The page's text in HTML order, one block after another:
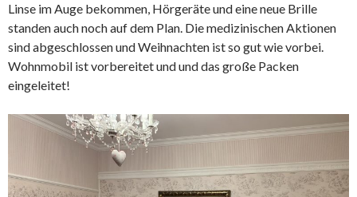
Linse im Auge bekommen, Hörgeräte und eine neue Brille
standen auch noch auf dem Plan. Die medizinischen Aktionen
sind abgeschlossen und Weihnachten ist so gut wie vorbei.
Wohnmobil ist vorbereitet und und das große Packen
eingeleitet!